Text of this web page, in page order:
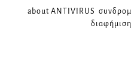
about ANTIVIRUS
διαφήμιση